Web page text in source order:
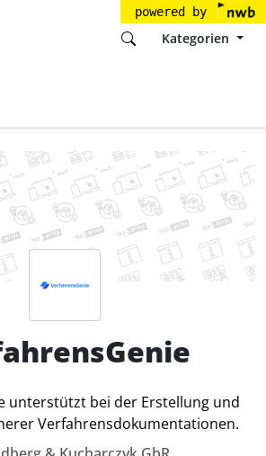
powered by
Kategorien
unterstützt bei der Erstellung und
Verfahrensdokumentationen.